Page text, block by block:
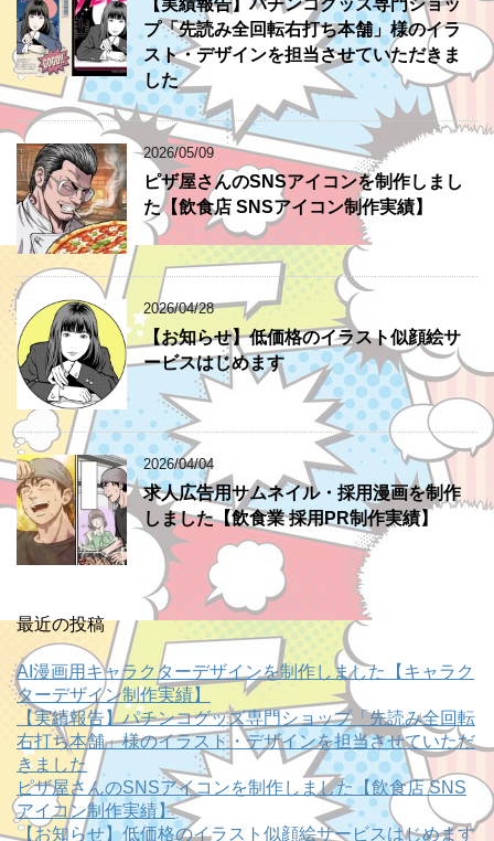
プ「先読み全回転右打ち本舗」様のイラ
スト・デザインを担当させていただきま
した
2026/05/09
ピザ屋さんのSNSアイコンを制作しまし
た【飲食店 SNSアイコン制作実績】
2026/04/28
【お知らせ】低価格のイラスト似顔絵サ
ービスはじめます
2026/04/04
求人広告用サムネイル・採用漫画を制作
しました【飲食業 採用PR制作実績】
最近の投稿
AI漫画用キャラクターデザインを制作しました【キャラク
ターデザイン制作実績】
【実績報告】パチンコグッズ専門ショップ「先読み全回転
右打ち本舗」様のイラスト・デザインを担当させていただ
きました
ピザ屋さんのSNSアイコンを制作しました【飲食店 SNS
アイコン制作実績】
【お知らせ】低価格のイラスト似顔絵サービスはじめます